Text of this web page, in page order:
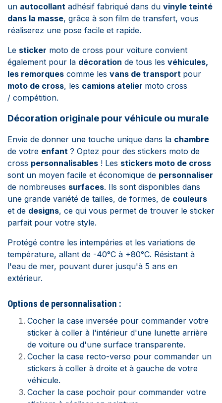
un autocollant adhésif fabriqué dans du vinyle teinté
dans la masse, grâce à son film de transfert, vous
réaliserez une pose facile et rapide.
Le sticker moto de cross pour voiture convient
également pour la décoration de tous les véhicules,
les remorques comme les vans de transport pour
moto de cross, les camions atelier moto cross
/ compétition.
Décoration originale pour véhicule ou murale
Envie de donner une touche unique dans la chambre
de votre enfant ? Optez pour des stickers moto de
cross personnalisables ! Les stickers moto de cross
sont un moyen facile et économique de personnaliser
de nombreuses surfaces. Ils sont disponibles dans
une grande variété de tailles, de formes, de couleurs
et de designs, ce qui vous permet de trouver le sticker
parfait pour votre style.
Protégé contre les intempéries et les variations de
température, allant de -40°C à +80°C. Résistant à
l'eau de mer, pouvant durer jusqu'à 5 ans en
extérieur.
Options de personnalisation :
Cocher la case inversée pour commander votre
sticker à coller à l'intérieur d'une lunette arrière
de voiture ou d'une surface transparente.
Cocher la case recto-verso pour commander un
stickers à coller à droite et à gauche de votre
véhicule.
Cocher la case pochoir pour commander votre